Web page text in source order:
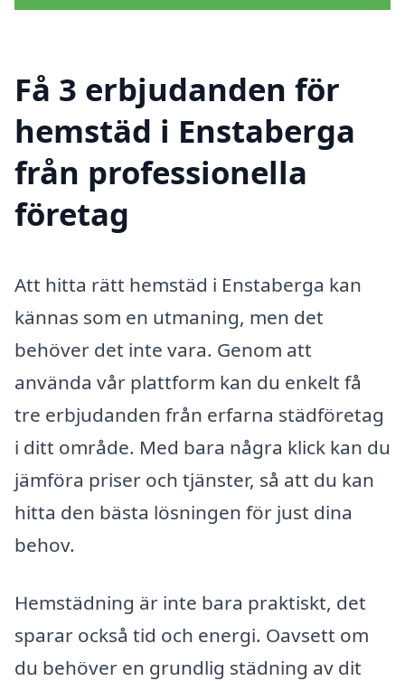
Få 3 erbjudanden för
hemstäd i Enstaberga
från professionella
företag
Att hitta rätt hemstäd i Enstaberga kan
kännas som en utmaning, men det
behöver det inte vara. Genom att
använda vår plattform kan du enkelt få
tre erbjudanden från erfarna städföretag
i ditt område. Med bara några klick kan du
jämföra priser och tjänster, så att du kan
hitta den bästa lösningen för just dina
behov.
Hemstädning är inte bara praktiskt, det
sparar också tid och energi. Oavsett om
du behöver en grundlig städning av dit